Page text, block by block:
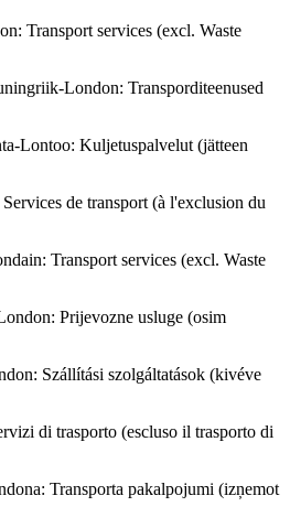
Transport services (excl. Waste
London: Transporditeenused
Lontoo: Kuljetuspalvelut (jätteen
de transport (à l'exclusion du
Transport services (excl. Waste
Prijevozne usluge (osim
Szállítási szolgáltatások (kivéve
di trasporto (escluso il trasporto di
Transporta pakalpojumi (izņemot